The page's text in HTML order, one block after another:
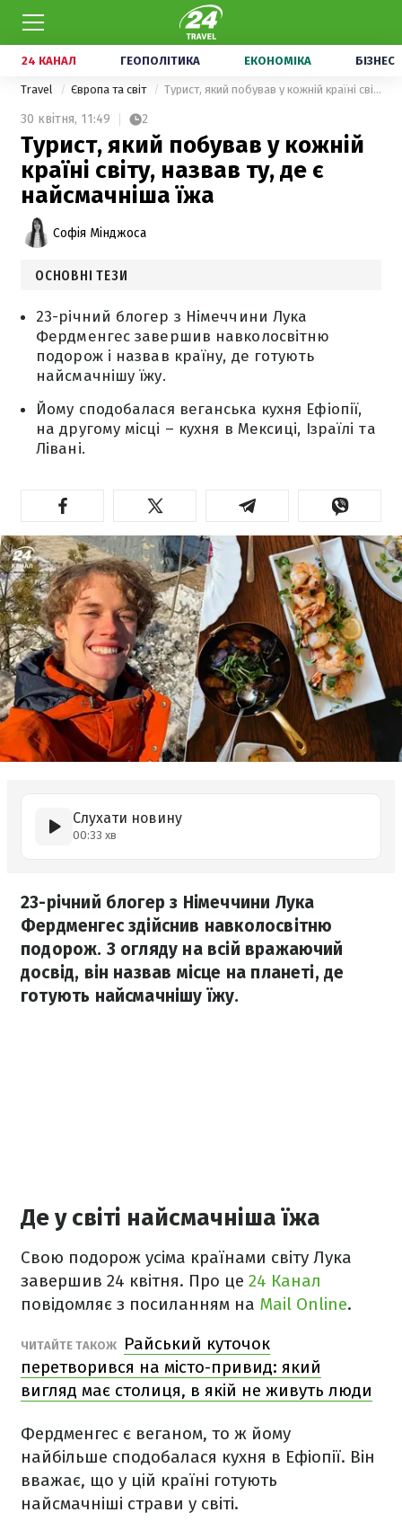
24 КАНАЛ ГЕОПОЛІТИКА ЕКОНОМІКА БІЗНЕС
Travel Європа та світ Турист, який побував у кожній країні світу, назвав ту, де є найсмачніша їжа
30 квітня, 11:49 2
Турист, який побував у кожній
країні світу, назвав ту, де є
найсмачніша їжа
Софія Мінджоса
ОСНОВНІ ТЕЗИ
23-річний блогер з Німеччини Лука
Фердменгес завершив навколосвітню
подорож і назвав країну, де готують
найсмачнішу їжу.
Йому сподобалася веганська кухня Ефіопії,
на другому місці – кухня в Мексиці, Ізраїлі та
Лівані.
Слухати новину
00:33 хв
23-річний блогер з Німеччини Лука
Фердменгес здійснив навколосвітню
подорож. З огляду на всій вражаючий
досвід, він назвав місце на планеті, де
готують найсмачнішу їжу.
Де у світі найсмачніша їжа
Свою подорож усіма країнами світу Лука
завершив 24 квітня. Про це 24 Канал
повідомляє з посиланням на Mail Online.
ЧИТАЙТЕ ТАКОЖ
Райський куточок
перетворився на місто-привид: який
вигляд має столиця, в якій не живуть люди
Фердменгес є веганом, то ж йому
найбільше сподобалася кухня в Ефіопії. Він
вважає, що у цій країні готують
найсмачніші страви у світі.